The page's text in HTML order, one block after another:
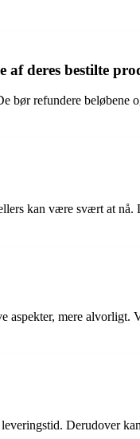
af deres bestilte
bør refundere
kan være svært at
mere alvorligt.
Derudover